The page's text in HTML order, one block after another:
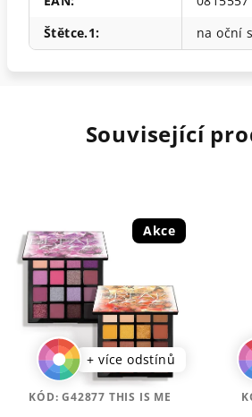
Štětce.1: na oční
Související
Akce
+ více odstínů
KÓD:G42877 THIS IS ME